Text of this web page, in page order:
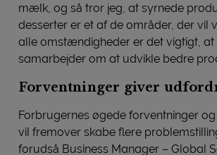
mælk, og så tror jeg, at syrnede
desserter er et af de områder, der vil
alle omstændigheder er det vigtigt, at
samarbejder om at udvikle bedre
Forventninger giver
Forbrugernes øgede forventninger
vil fremover skabe flere
forudså Business Manager – Global